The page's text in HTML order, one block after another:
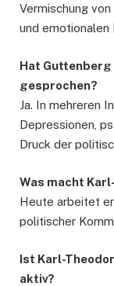
Vermischung
und emotionalen
Hat
gesprochen?
Ja. In mehreren
Depressionen,
Druck der
Was macht
Heute arbeitet
politischer
Ist Karl-
aktiv?